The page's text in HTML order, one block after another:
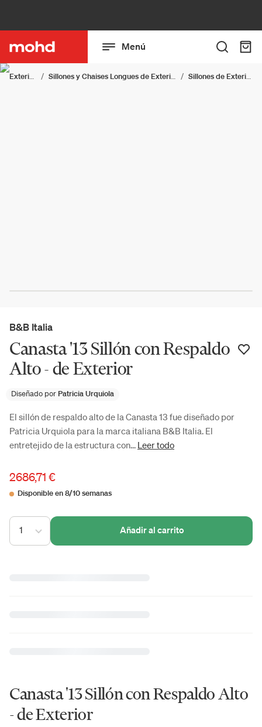
Menú
Exterior Sillones y Chaises Longues de Exterior Sillones de Exterior
B&B Italia
Canasta '13 Sillón con Respaldo
Alto - de Exterior
Diseñado por Patricia Urquiola
El sillón de respaldo alto de la Canasta 13 fue diseñado por
Patricia Urquiola para la marca italiana B&B Italia. El
entretejido de la estructura con... Leer todo
2686,71 €
Disponible en 8/10 semanas
1 Añadir al carrito
Canasta '13 Sillón con Respaldo Alto
- de Exterior